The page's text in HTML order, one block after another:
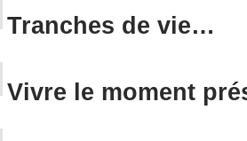
Tranches de vie…
Vivre le moment